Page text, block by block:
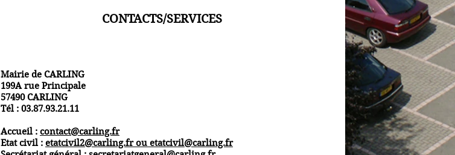
CONTACTS/SERVICES
Mairie de CARLING
199A rue Principale
57490 CARLING
Tél : 03.87.93.21.11
Accueil : contact@carling.fr
Etat civil : etatcivil2@carling.fr ou etatcivil@carling.fr